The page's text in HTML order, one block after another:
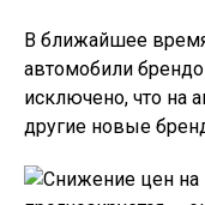
В ближайшее время
автомобили
исключено, что на
другие новые